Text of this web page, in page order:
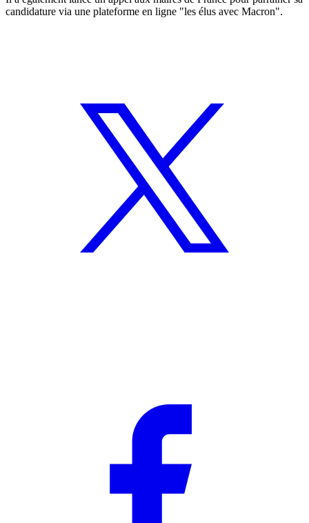
candidature via une plateforme en ligne "les élus avec Macron".